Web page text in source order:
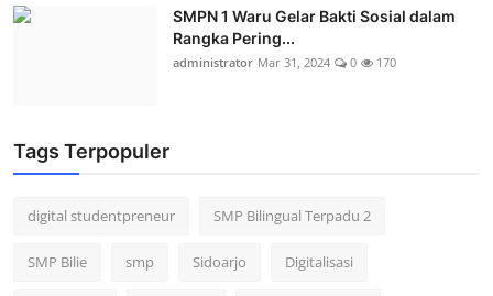
SMPN 1 Waru Gelar Bakti Sosial dalam
Rangka Pering...
administrator Mar 31, 2024 0 170
Tags Terpopuler
digital studentpreneur SMP Bilingual Terpadu 2
SMP Bilie smp Sidoarjo Digitalisasi